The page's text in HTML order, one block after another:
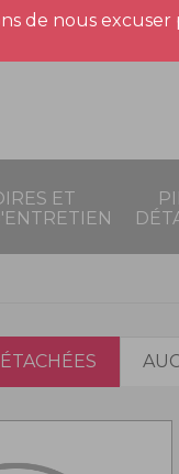
de nous
ET